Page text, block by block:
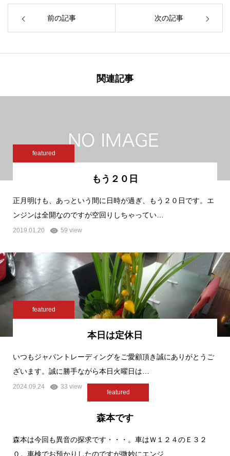
前の記事 次の記事
関連記事
featured
もう２０日
正月明けも、あっという間に日時が過ぎ、もう２０日です。エ
ンジンは全開なのですが空回りしちゃってい…
2019.01.20 59 view
featured
本日は定休日
いつもジャパントレーディングをご愛顧頂き誠にありがとうご
ざいます。誠に勝手ながら本日火曜日は…
2024.09.24 33 view
featured
森本です
森本は今回も異音の探求です・・・。車はＷ１２４のＥ３２
０。車検でお預かりしたのですが微妙にエンジ…